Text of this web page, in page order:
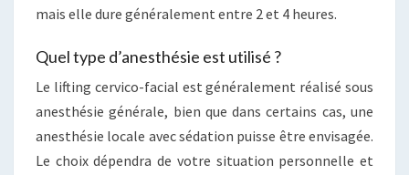
mais elle dure généralement entre 2 et 4 heures.
Quel type d’anesthésie est utilisé ?
Le lifting cervico-facial est généralement réalisé sous
anesthésie générale, bien que dans certains cas, une
anesthésie locale avec sédation puisse être envisagée.
Le choix dépendra de votre situation personnelle et